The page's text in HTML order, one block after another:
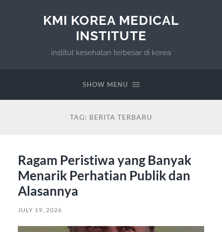
KMI KOREA MEDICAL
INSTITUTE
institut kesehatan terbesar di korea
SHOW MENU
TAG: BERITA TERBARU
Ragam Peristiwa yang Banyak
Menarik Perhatian Publik dan
Alasannya
JULY 19, 2026